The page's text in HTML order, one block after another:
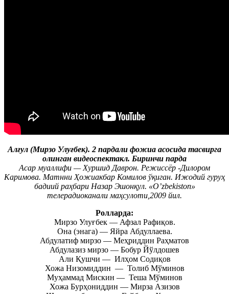
Алғул (Мирзо Улуғбек). 2 пардали фожиа асосида тасвирга
олинган видеоспектакл. Биринчи парда
Асар муаллифи — Хуршид Даврон. Режиссёр -Дилором
Каримова. Матнни Ҳожиакбар Комилов ўқиган. Ижодий гуруҳ
бадиий раҳбари Назар Эшонқул. «O’zbekiston»
телерадиоканали маҳсулоти,2009 йил.
Ролларда:
Мирзо Улуғбек — Афзал Рафиқов.
Она (энага) — Яйра Абдуллаева.
Абдулатиф мирзо — Меҳриддин Раҳматов
Абдулазиз мирзо — Бобур Йўлдошев
Али Қушчи — Илҳом Содиқов
Хожа Низомиддин — Толиб Мўминов
Муҳаммад Мискин — Теша Мўминов
Хожа Бурҳониддин — Мирза Азизов